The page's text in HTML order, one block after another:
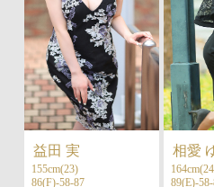
益田 実
155cm(23)
86(F)-58-87
相愛
89(E)-